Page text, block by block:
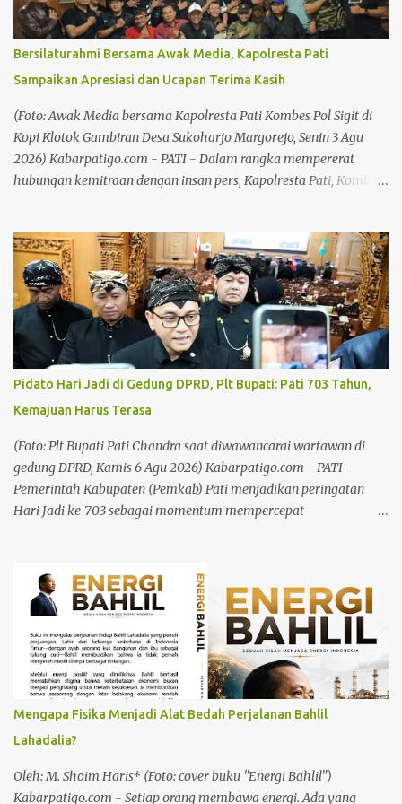
menjadi ruang kolaborasi yang benar-benar memberikan
manfaat bagi pelaku UMKM. Baca juga: Pidato Hari Jadi di
Gedung DPRD, Plt Bupati: Pati 703 Tahun, Kemajuan Harus Terasa
Baca juga: Plt Bupati Pati Buka Ruang Inovasi untuk Generasi
Muda Menurutnya, produk-produk lokal memiliki kualitas yang
mampu bersaing sehingga perlu terus didukung melalui
promosi,...
Bersilaturahmi Bersama Awak Media, Kapolresta Pati
Sampaikan Apresiasi dan Ucapan Terima Kasih
(Foto: Awak Media bersama Kapolresta Pati Kombes Pol Sigit di
Kopi Klotok Gambiran Desa Sukoharjo Margorejo, Senin 3 Agu
2026) Kabarpatigo.com - PATI - Dalam rangka mempererat
hubungan kemitraan dengan insan pers, Kapolresta Pati, Kombes
Kecamatan Margorejo, pada Senin (3/8/26) malam. Pertemuan
berlangsung penuh keakraban sebagai wadah memperkuat
komunikasi, koordinasi, serta membangun sinergi antara Polri
dan media dalam menyampaikan informasi kepada masyarakat.
Baca juga: Plt Bupati Soroti Kebersihan di Kawasan Pekan Kreasi
Baca juga: Marak Pencurian Aki, Sarbumusi dan Paguyuban Sopir
Pati Desak Pemkab Bangun Pangkalan Truk Kapolresta Pati,
Kombes Pol Sigit, mengatakan bahwa media merupakan mitra
dalam menyampaikan informasi yang benar, berimbang dan
edukatif kepada masyarakat. "Melalui kegiatan silaturahmi ini,
kami ingin mempererat hubungan baik dengan se...
Pidato Hari Jadi di Gedung DPRD, Plt Bupati: Pati 703 Tahun,
Kemajuan Harus Terasa
(Foto: Plt Bupati Pati Chandra saat diwawancarai wartawan di
gedung DPRD, Kamis 6 Agu 2026) Kabarpatigo.com - PATI -
Pemerintah Kabupaten (Pemkab) Pati menjadikan peringatan
Hari Jadi ke-703 sebagai momentum mempercepat
Chandra saat menyampaikan pidato pada Rapat Paripurna DPRD
dalam rangka Hari Jadi Kabupaten Pati ke-703 di Ruang Rapat
Paripurna DPRD Kabupaten Pati, Kamis (6/8/26). Plt Bupati
menegaskan, pembangunan infrastruktur, peningkatan kualitas
sumber daya manusia, penguatan ekonomi daerah, serta
pelayanan publik menjadi fokus utama pemerintah selaras
dengan tema hari jadi tahun ini, "Sumunar Terang Mbangun
Kemajengan." Menurut Plt Bupati, hari jadi bukan sebatas agenda
seremonial. Ini merupakan momentum untuk mengenang
sejarah, menghormati jasa para pendahulu, mensyukuri
perjalanan yang telah dilalui, sekaligus memperbarui tekad dan
Mengapa Fisika Menjadi Alat Bedah Perjalanan Bahlil
Lahadalia?
Oleh: M. Shoim Haris* (Foto: cover buku "Energi Bahlil")
Kabarpatigo.com - Setiap orang membawa energi. Ada yang